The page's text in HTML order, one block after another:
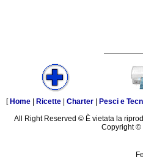
[ Home Ricette Charter Pesci e
All Right Reserved © È vietata la
Copyright ©